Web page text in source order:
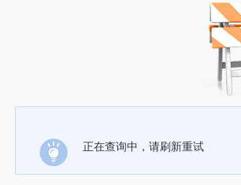
正在查询中，请刷新重试